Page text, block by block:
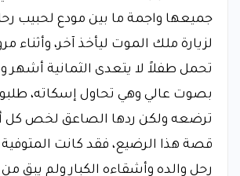
جميعها واجمة ما بين مودع لحبيب
لزيارة ملك الموت ليأخذ آخر، وأثناء
تحمل طفلاً لا يتعدى الثمانية أشهر
بصوت عالي وهي تحاول إسكاته،
ترضعه ولكن ردها الصاعق لخص كل
قصة هذا الرضيع، فقد كانت المتوفية
رحل والده وأشقاءه الكبار ولم يبق